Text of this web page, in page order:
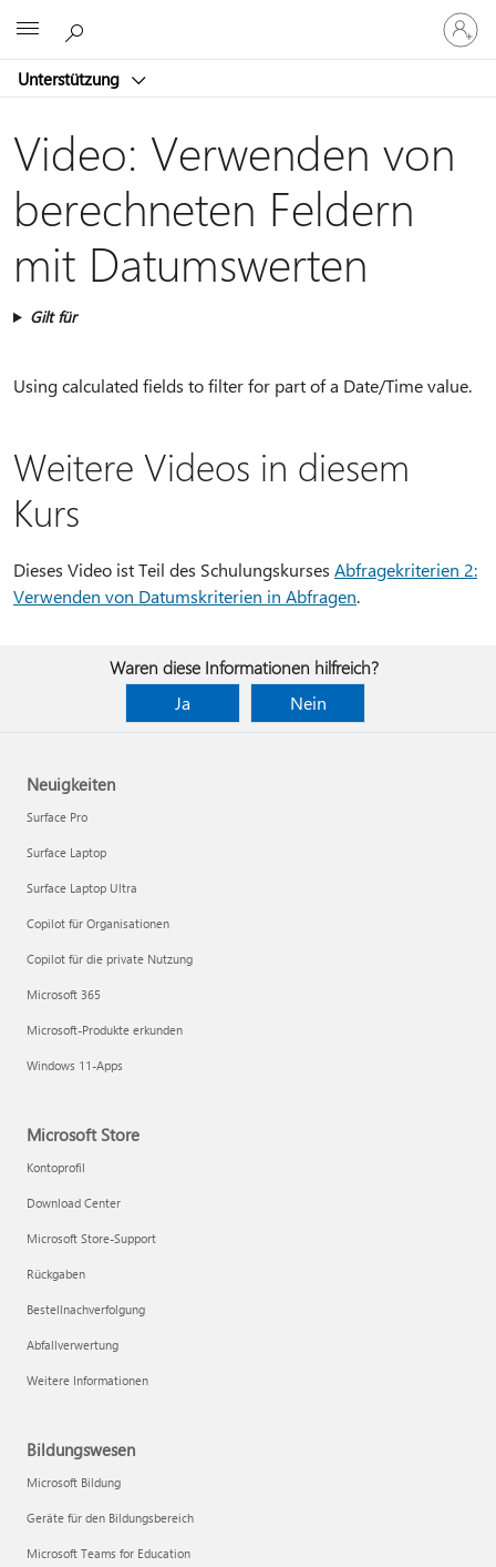
Unterstützung
Bei
Ihrem
Konto
Video: Verwenden von
berechneten Feldern
mit Datumswerten
Gilt für
Using calculated fields to filter for part of a Date/Time value.
Weitere Videos in diesem
Kurs
Dieses Video ist Teil des Schulungskurses Abfragekriterien 2:
Verwenden von Datumskriterien in Abfragen.
Waren diese Informationen hilfreich?
Ja
Nein
Neuigkeiten
Surface Pro
Surface Laptop
Surface Laptop Ultra
Copilot für Organisationen
Copilot für die private Nutzung
Microsoft 365
Microsoft-Produkte erkunden
Windows 11-Apps
Microsoft Store
Kontoprofil
Download Center
Microsoft Store-Support
Rückgaben
Bestellnachverfolgung
Abfallverwertung
Weitere Informationen
Bildungswesen
Microsoft Bildung
Geräte für den Bildungsbereich
Microsoft Teams for Education